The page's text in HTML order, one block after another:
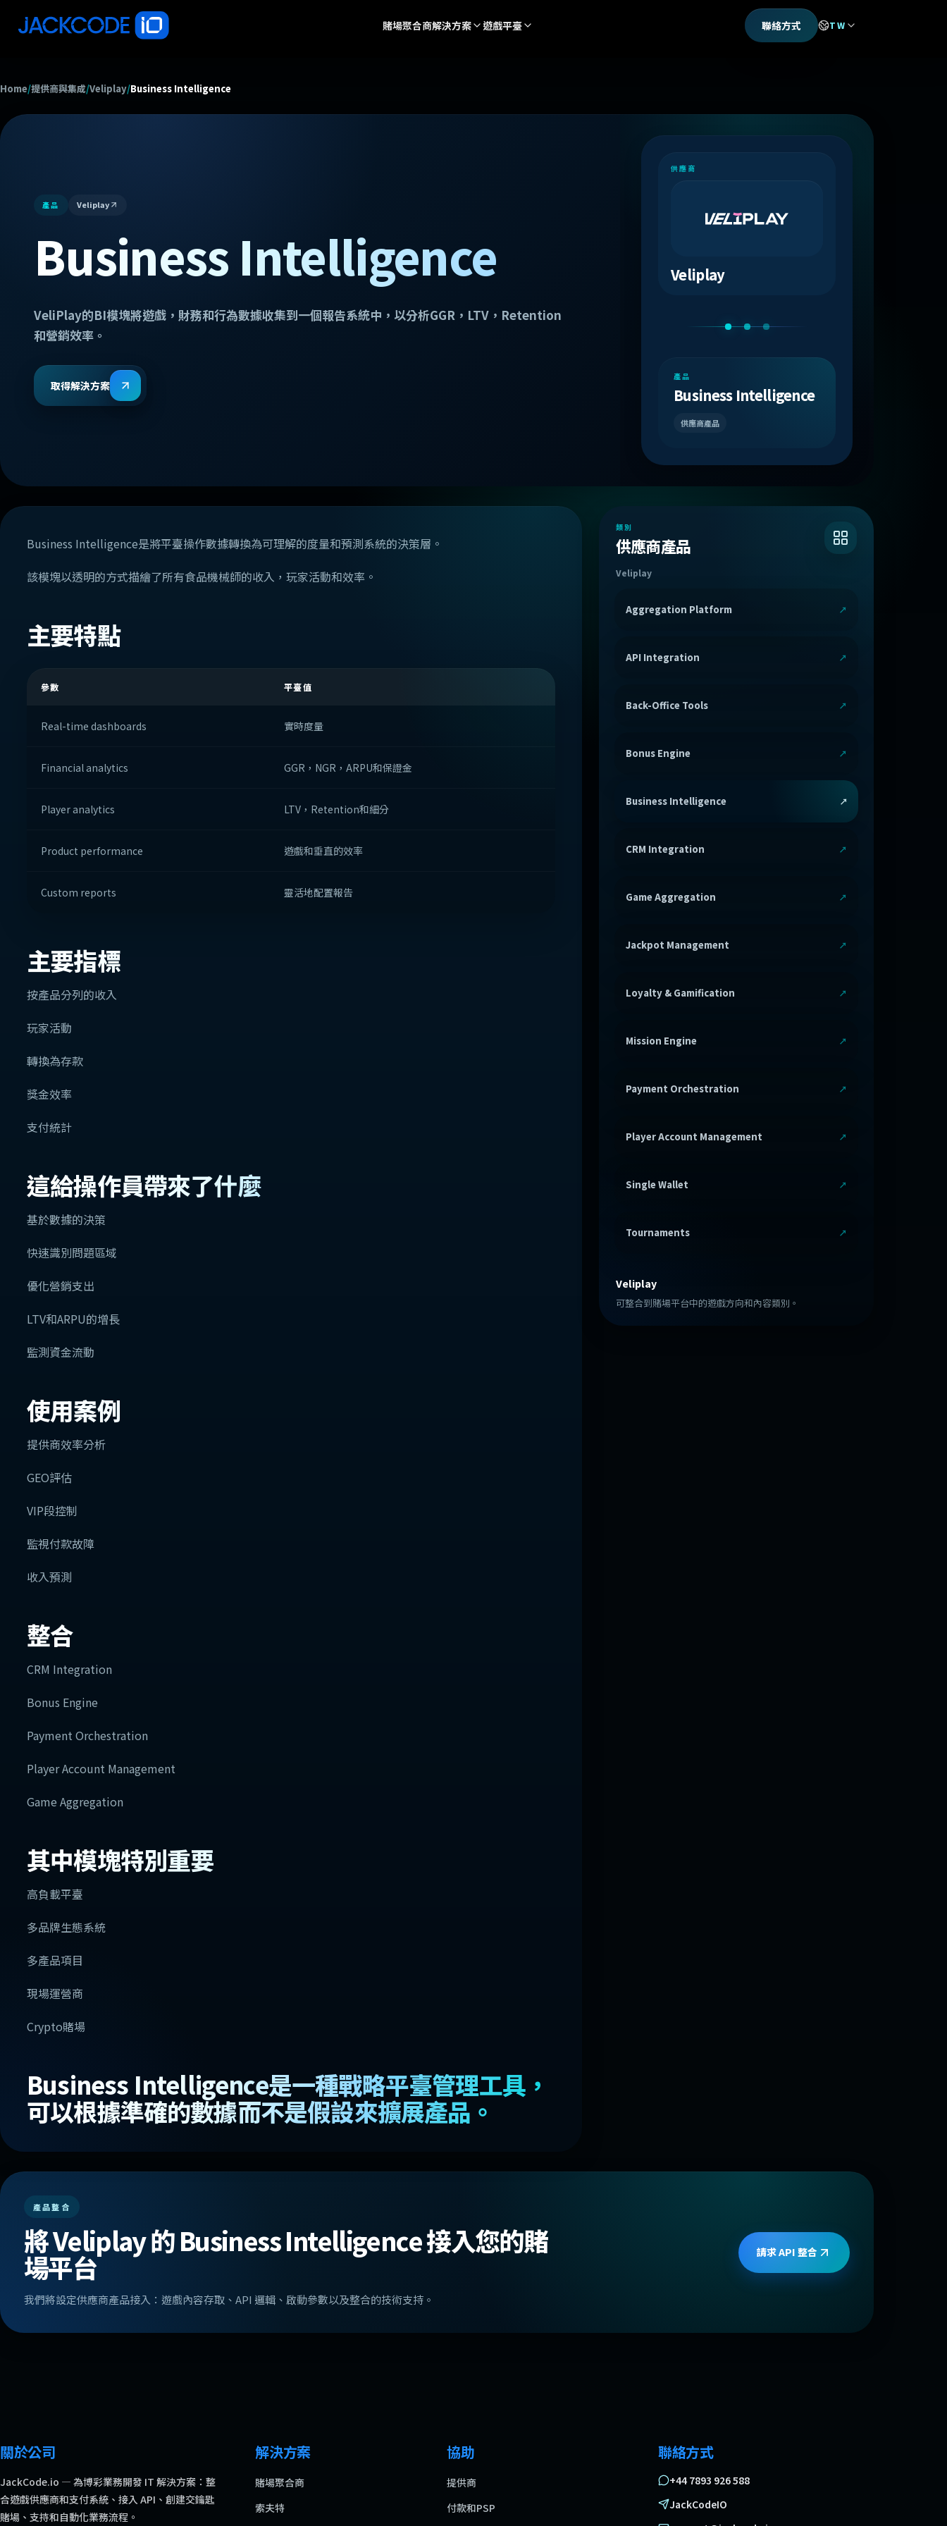
賭場聚合商解決方案 遊戲平臺 聯絡方式 TW
Home/提供商與集成/Veliplay/Business Intelligence
產品 Veliplay
Business Intelligence
VeliPlay的BI模塊將遊戲，財務和行為數據收集到一個報告系統中，以分析GGR，LTV，Retention
和營銷效率。
取得解決方案
供應商
Veliplay
產品
Business Intelligence
供應商產品
Business Intelligence是將平臺操作數據轉換為可理解的度量和預測系統的決策層。
該模塊以透明的方式描繪了所有食品機械師的收入，玩家活動和效率。
主要特點
參數 平臺值
Real-time dashboards 實時度量
Financial analytics GGR，NGR，ARPU和保證金
Player analytics LTV，Retention和細分
Product performance 遊戲和垂直的效率
Custom reports 靈活地配置報告
主要指標
按產品分列的收入
玩家活動
轉換為存款
獎金效率
支付統計
這給操作員帶來了什麼
基於數據的決策
快速識別問題區域
優化營銷支出
LTV和ARPU的增長
監測資金流動
使用案例
提供商效率分析
GEO評估
VIP段控制
監視付款故障
收入預測
整合
CRM Integration
Bonus Engine
Payment Orchestration
Player Account Management
Game Aggregation
其中模塊特別重要
高負載平臺
多品牌生態系統
多產品項目
現場運營商
Crypto賭場
Business Intelligence是一種戰略平臺管理工具，
可以根據準確的數據而不是假設來擴展產品。
類別
供應商產品
Veliplay
Aggregation Platform
API Integration
Back-Office Tools
Bonus Engine
Business Intelligence
CRM Integration
Game Aggregation
Jackpot Management
Loyalty & Gamification
Mission Engine
Payment Orchestration
Player Account Management
Single Wallet
Tournaments
Veliplay
可整合到賭場平台中的遊戲方向和內容類別。
產品整合
將 Veliplay 的 Business Intelligence 接入您的賭
場平台
我們將設定供應商產品接入：遊戲內容存取、API 邏輯、啟動參數以及整合的技術支持。
請求 API 整合
關於公司
JackCode.io — 為博彩業務開發 IT 解決方案：整
合遊戲供應商和支付系統、接入 API、創建交鑰匙
賭場、支持和自動化業務流程。
解決方案
賭場聚合商
索夫特
協助
提供商
付款和PSP
聯絡方式
+44 7893 926 588
JackCodeIO